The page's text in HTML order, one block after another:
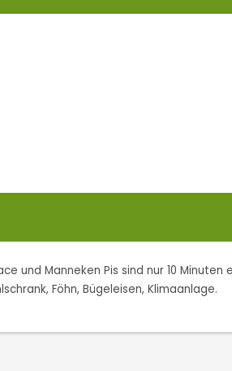
und Manneken Pis sind nur 10 Minuten
Föhn, Bügeleisen, Klimaanlage.